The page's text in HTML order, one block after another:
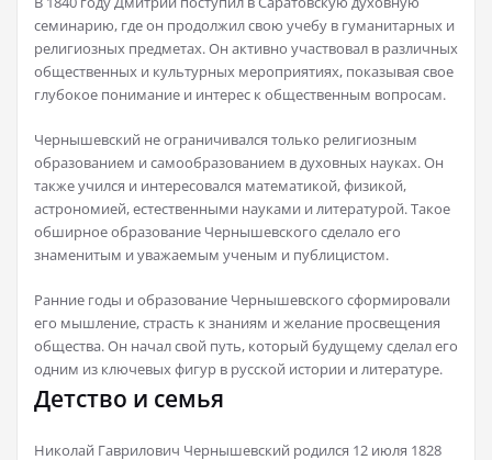
семинарию, где он продолжил свою учебу в гуманитарных и
религиозных предметах. Он активно участвовал в различных
общественных и культурных мероприятиях, показывая свое
глубокое понимание и интерес к общественным вопросам.
Чернышевский не ограничивался только религиозным
образованием и самообразованием в духовных науках. Он
также учился и интересовался математикой, физикой,
астрономией, естественными науками и литературой. Такое
обширное образование Чернышевского сделало его
знаменитым и уважаемым ученым и публицистом.
Ранние годы и образование Чернышевского сформировали
его мышление, страсть к знаниям и желание просвещения
общества. Он начал свой путь, который будущему сделал его
одним из ключевых фигур в русской истории и литературе.
Детство и семья
Николай Гаврилович Чернышевский родился 12 июля 1828